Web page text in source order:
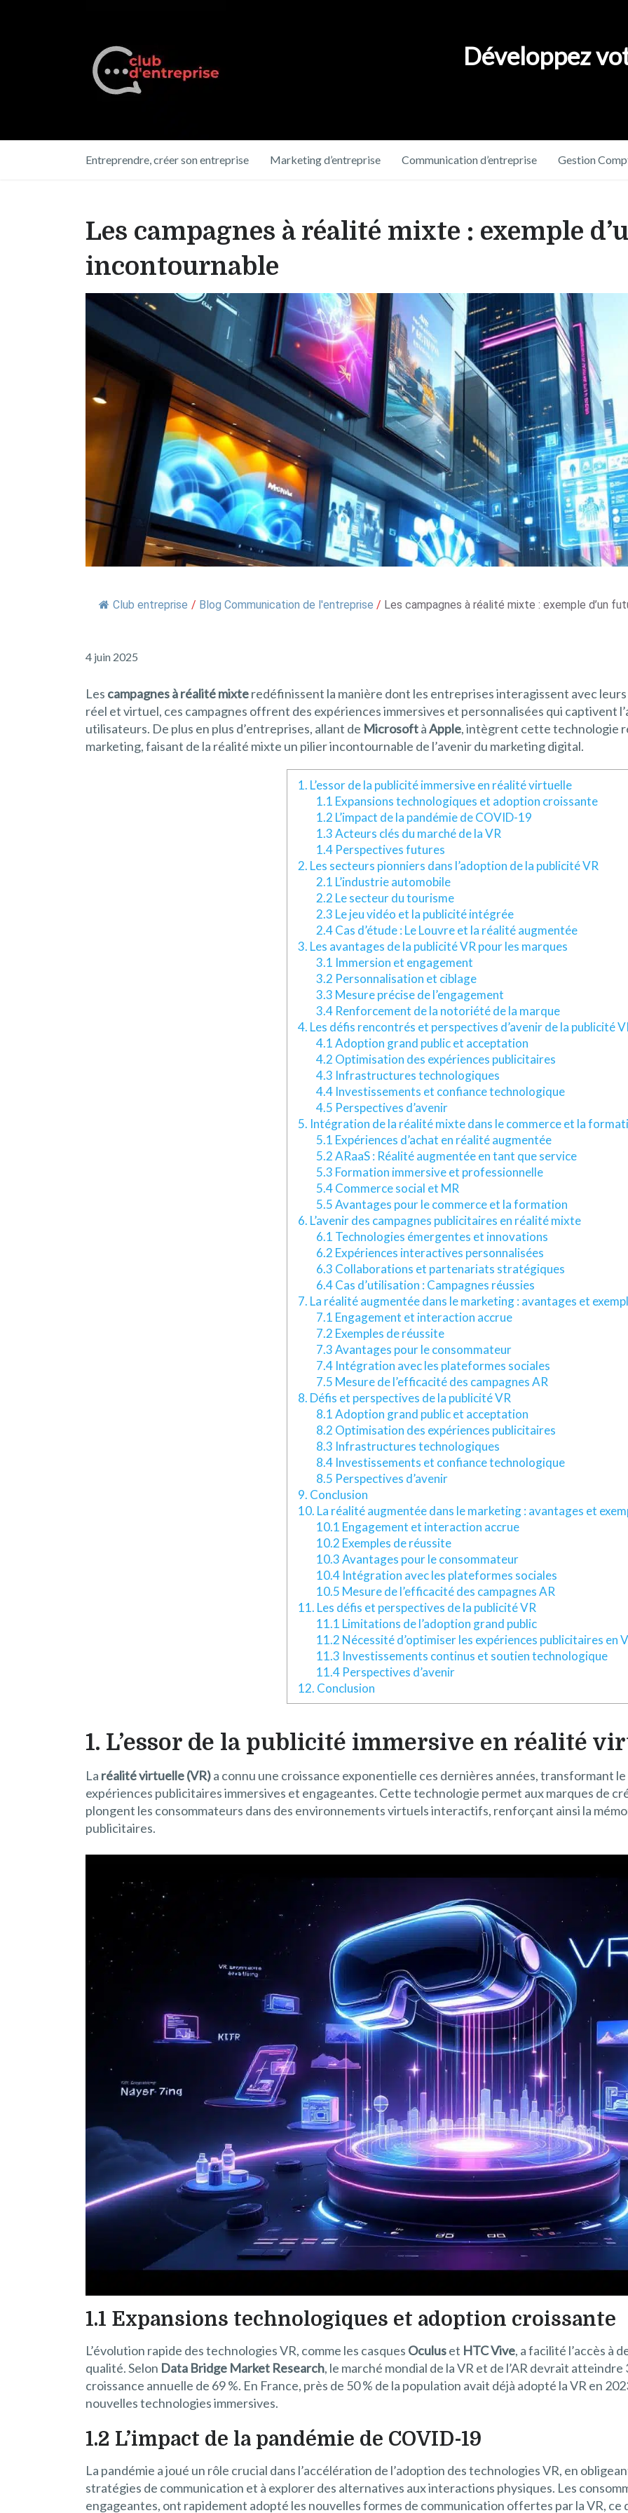
Développez
Entreprendre, créer son entreprise Marketing d’entreprise Communication d’entreprise Gestion
Les campagnes à réalité mixte : exemple
incontournable
Club entreprise / Blog Communication de l'entreprise / Les campagnes à réalité mixte : exemple d’un
4 juin 2025
Les campagnes à réalité mixteredéfinissent la manière dont les entreprises interagissent avec
réel et virtuel, ces campagnes offrent des expériences immersives et personnalisées qui captivent
utilisateurs. De plus en plus d’entreprises, allant de MicrosoftàApple, intègrent cette technologie
marketing, faisant de la réalité mixte un pilier incontournable de l’avenir du marketing digital.
1. L’essor de la publicité immersive en réalité virtuelle
1.1 Expansions technologiques et adoption croissante
1.2 L’impact de la pandémie de COVID-19
1.3 Acteurs clés du marché de la VR
1.4 Perspectives futures
2. Les secteurs pionniers dans l’adoption de la publicité VR
2.1 L’industrie automobile
2.2 Le secteur du tourisme
2.3 Le jeu vidéo et la publicité intégrée
2.4 Cas d’étude : Le Louvre et la réalité augmentée
3. Les avantages de la publicité VR pour les marques
3.1 Immersion et engagement
3.2 Personnalisation et ciblage
3.3 Mesure précise de l’engagement
3.4 Renforcement de la notoriété de la marque
4. Les défis rencontrés et perspectives d’avenir de la publicité
4.1 Adoption grand public et acceptation
4.2 Optimisation des expériences publicitaires
4.3 Infrastructures technologiques
4.4 Investissements et confiance technologique
4.5 Perspectives d’avenir
5. Intégration de la réalité mixte dans le commerce et la
5.1 Expériences d’achat en réalité augmentée
5.2 ARaaS : Réalité augmentée en tant que service
5.3 Formation immersive et professionnelle
5.4 Commerce social et MR
5.5 Avantages pour le commerce et la formation
6. L’avenir des campagnes publicitaires en réalité mixte
6.1 Technologies émergentes et innovations
6.2 Expériences interactives personnalisées
6.3 Collaborations et partenariats stratégiques
6.4 Cas d’utilisation : Campagnes réussies
7. La réalité augmentée dans le marketing : avantages et
7.1 Engagement et interaction accrue
7.2 Exemples de réussite
7.3 Avantages pour le consommateur
7.4 Intégration avec les plateformes sociales
7.5 Mesure de l’efficacité des campagnes AR
8. Défis et perspectives de la publicité VR
8.1 Adoption grand public et acceptation
8.2 Optimisation des expériences publicitaires
8.3 Infrastructures technologiques
8.4 Investissements et confiance technologique
8.5 Perspectives d’avenir
9. Conclusion
10. La réalité augmentée dans le marketing : avantages et
10.1 Engagement et interaction accrue
10.2 Exemples de réussite
10.3 Avantages pour le consommateur
10.4 Intégration avec les plateformes sociales
10.5 Mesure de l’efficacité des campagnes AR
11. Les défis et perspectives de la publicité VR
11.1 Limitations de l’adoption grand public
11.2 Nécessité d’optimiser les expériences publicitaires en
11.3 Investissements continus et soutien technologique
11.4 Perspectives d’avenir
12. Conclusion
1. L’essor de la publicité immersive en réalité
La réalité virtuelle (VR)a connu une croissance exponentielle ces dernières années, transformant
expériences publicitaires immersives et engageantes. Cette technologie permet aux marques de
plongent les consommateurs dans des environnements virtuels interactifs, renforçant ainsi la
publicitaires.
1.1 Expansions technologiques et adoption croissante
L’évolution rapide des technologies VR, comme les casques Oculuset HTC Vive, a facilité l’accès à
qualité. Selon Data Bridge Market Research, le marché mondial de la VR et de l’AR devrait
croissance annuelle de 69 %. En France, près de 50 % de la population avait déjà adopté la VR en
nouvelles technologies immersives.
1.2 L’impact de la pandémie de COVID-19
La pandémie a joué un rôle crucial dans l’accélération de l’adoption des technologies VR, en
stratégies de communication et à explorer des alternatives aux interactions physiques. Les
engageantes, ont rapidement adopté les nouvelles formes de communication offertes par la VR, ce